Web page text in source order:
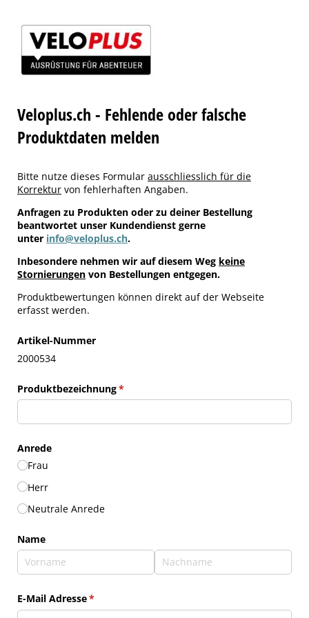
Veloplus.ch - Fehlende oder falsche
Produktdaten melden
Bitte nutze dieses Formular ausschliesslich für die
Korrektur von fehlerhaften Angaben.
Anfragen zu Produkten oder zu deiner Bestellung
beantwortet unser Kundendienst gerne
unter info@veloplus.ch.
Inbesondere nehmen wir auf diesem Weg keine
Stornierungen von Bestellungen entgegen.
Produktbewertungen können direkt auf der Webseite
erfasst werden.
Artikel-Nummer
2000534
Produktbezeichnung*
(erforderlich)
Anrede
Frau
Herr
Neutrale Anrede
Name
E-Mail Adresse*
(erforderlich)